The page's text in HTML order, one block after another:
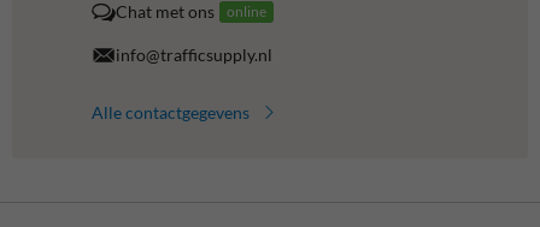
Chat met ons online
info@trafficsupply.nl
Alle contactgegevens